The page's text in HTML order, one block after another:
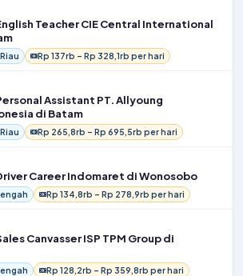
Teacher CIE Central International
Rp 137rb – Rp 328,1rb per hari
Assistant PT. Allyoung
di Batam
Rp 265,8rb – Rp 695,5rb per hari
Career Indomaret di Wonosobo
Rp 134,8rb – Rp 278,9rb per hari
Canvasser ISP TPM Group di
Rp 128,2rb – Rp 359,8rb per hari